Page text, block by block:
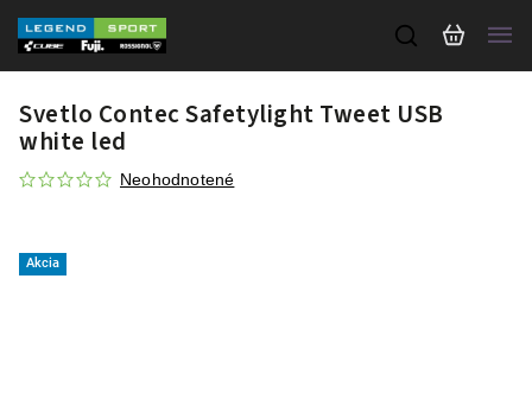
Svetlo Contec Safetylight Tweet USB
white led
Neohodnotené
Akcia